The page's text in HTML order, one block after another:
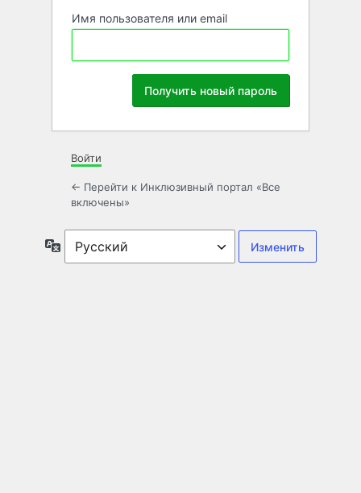
Имя пользователя или email
Войти
← Перейти к Инклюзивный портал «Все
включены»
Язык